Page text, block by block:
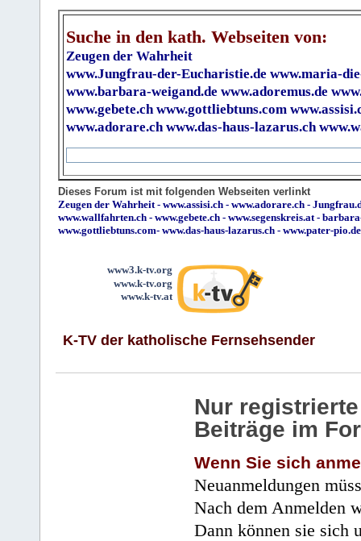
Suche in den kath. Webseiten von:
Zeugen der Wahrheit
www.Jungfrau-der-Eucharistie.de www.maria-
www.barbara-weigand.de www.adoremus.de
www.gebete.ch www.gottliebtuns.com
www.adorare.ch www.das-haus-lazarus.ch
Dieses Forum ist mit folgenden Webseiten verlinkt
Zeugen der Wahrheit- www.assisi.ch - www.adorare.ch -
www.wallfahrten.ch - www.gebete.ch - www.segenskreis.at-
www.gottliebtuns.com- www.das-haus-lazarus.ch - www.pater-pio.de
www3.k-tv.org
www.k-tv.org
www.k-tv.at
K-TV der katholische Fernsehsender
Nur
Beiträge im
Wenn Sie sich
Neuanmeldungen
Nach dem Anmelden
Dann können sie sich